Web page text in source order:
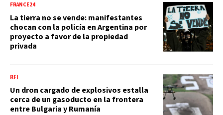
FRANCE24
La tierra no se vende: manifestantes
chocan con la policía en Argentina por
proyecto a favor de la propiedad
privada
RFI
Un dron cargado de explosivos estalla
cerca de un gasoducto en la frontera
entre Bulgaria y Rumanía